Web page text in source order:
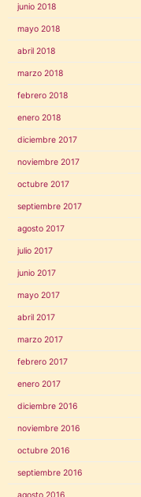
junio 2018
mayo 2018
abril 2018
marzo 2018
febrero 2018
enero 2018
diciembre 2017
noviembre 2017
octubre 2017
septiembre 2017
agosto 2017
julio 2017
junio 2017
mayo 2017
abril 2017
marzo 2017
febrero 2017
enero 2017
diciembre 2016
noviembre 2016
octubre 2016
septiembre 2016